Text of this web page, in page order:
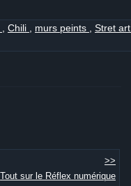
Chili murs peints Stret art
>>
Tout sur le Réflex numérique